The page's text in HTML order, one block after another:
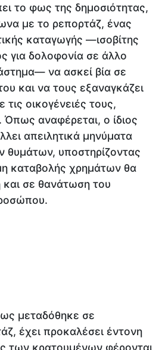
το φως της δημοσιότητας,
με το ρεπορτάζ, ένας
καταγωγής —ισοβίτης
για δολοφονία σε άλλο
να ασκεί βία σε
και να τους εξαναγκάζει
οικογένειές τους,
αναφέρεται, ο ίδιος
απειλητικά μηνύματα
θυμάτων, υποστηρίζοντας
καταβολής χρημάτων θα
σε θανάτωση του
μεταδόθηκε σε
έχει προκαλέσει έντονη
των κρατουμένων φέρονται